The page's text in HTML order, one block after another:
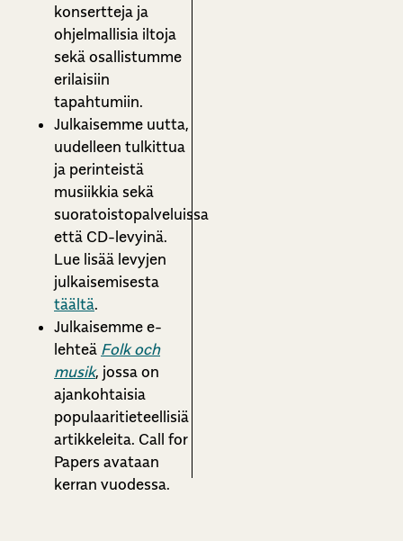
konsertteja ja
ohjelmallisia iltoja
sekä osallistumme
erilaisiin
tapahtumiin.
Julkaisemme uutta,
uudelleen tulkittua
ja perinteistä
musiikkia sekä
suoratoistopalveluissa
että CD-levyinä.
Lue lisää levyjen
julkaisemisesta
täältä.
Julkaisemme e-
lehteä Folk och
musik, jossa on
ajankohtaisia
populaaritieteellisiä
artikkeleita. Call for
Papers avataan
kerran vuodessa.